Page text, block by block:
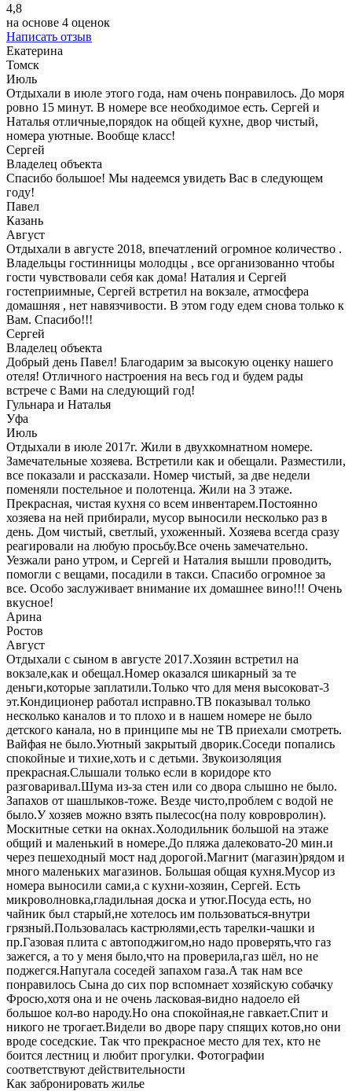
4,8
на основе 4 оценок
Написать отзыв
Екатерина
Томск
Июль
Отдыхали в июле этого года, нам очень понравилось. До моря
ровно 15 минут. В номере все необходимое есть. Сергей и
Наталья отличные,порядок на общей кухне, двор чистый,
номера уютные. Вообще класс!
Сергей
Владелец объекта
Спасибо большое! Мы надеемся увидеть Вас в следующем
году!
Павел
Казань
Август
Отдыхали в августе 2018, впечатлений огромное количество .
Владельцы гостинницы молодцы , все организованно чтобы
гости чувствовали себя как дома! Наталия и Сергей
гостеприимные, Сергей встретил на вокзале, атмосфера
домашняя , нет навязчивости. В этом году едем снова только к
Вам. Спасибо!!!
Сергей
Владелец объекта
Добрый день Павел! Благодарим за высокую оценку нашего
отеля! Отличного настроения на весь год и будем рады
встрече с Вами на следующий год!
Гульнара и Наталья
Уфа
Июль
Отдыхали в июле 2017г. Жили в двухкомнатном номере.
Замечательные хозяева. Встретили как и обещали. Разместили,
все показали и рассказали. Номер чистый, за две недели
поменяли постельное и полотенца. Жили на 3 этаже.
Прекрасная, чистая кухня со всем инвентарем.Постоянно
хозяева на ней прибирали, мусор выносили несколько раз в
день. Дом чистый, светлый, ухоженный. Хозяева всегда сразу
реагировали на любую просьбу.Все очень замечательно.
Уезжали рано утром, и Сергей и Наталия вышли проводить,
помогли с вещами, посадили в такси. Спасибо огромное за
все. Особо заслуживает внимание их домашнее вино!!! Очень
вкусное!
Арина
Ростов
Август
Отдыхали с сыном в августе 2017.Хозяин встретил на
вокзале,как и обещал.Номер оказался шикарный за те
деньги,которые заплатили.Только что для меня высоковат-3
эт.Кондиционер работал исправно.ТВ показывал только
несколько каналов и то плохо и в нашем номере не было
детского канала, но в принципе мы не ТВ приехали смотреть.
Вайфая не было.Уютный закрытый дворик.Соседи попались
спокойные и тихие,хоть и с детьми. Звукоизоляция
прекрасная.Слышали только если в коридоре кто
разговаривал.Шума из-за стен или со двора слышно не было.
Запахов от шашлыков-тоже. Везде чисто,проблем с водой не
было.У хозяев можно взять пылесос(на полу ковровролин).
Москитные сетки на окнах.Холодильник большой на этаже
общий и маленький в номере.До пляжа далековато-20 мин.и
через пешеходный мост над дорогой.Магнит (магазин)рядом и
много маленьких магазинов. Большая общая кухня.Мусор из
номера выносили сами,а с кухни-хозяин, Сергей. Есть
микроволновка,гладильная доска и утюг.Посуда есть, но
чайник был старый,не хотелось им пользоваться-внутри
грязный.Пользовалась кастрюлями,есть тарелки-чашки и
пр.Газовая плита с автоподжигом,но надо проверять,что газ
зажегся, а то у меня было,что на проверила,газ шёл, но не
поджегся.Напугала соседей запахом газа.А так нам все
понравилось Сына до сих пор вспомнает хозяйскую собачку
Фросю,хотя она и не очень ласковая-видно надоело ей
большое кол-во народу.Но она спокойная,не гавкает.Спит и
никого не трогает.Видели во дворе пару спящих котов,но они
вроде соседские. Так что прекрасное место для тех, кто не
боится лестниц и любит прогулки. Фотографии
соответствуют действительности
Как забронировать жилье